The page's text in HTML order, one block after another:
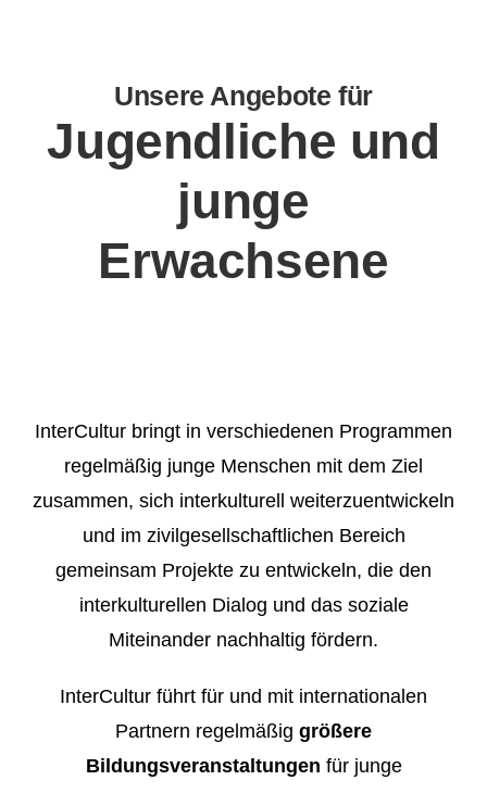
Unsere Angebote für
Jugendliche und
junge
Erwachsene
InterCultur bringt in verschiedenen Programmen
regelmäßig junge Menschen mit dem Ziel
zusammen, sich interkulturell weiterzuentwickeln
und im zivilgesellschaftlichen Bereich
gemeinsam Projekte zu entwickeln, die den
interkulturellen Dialog und das soziale
Miteinander nachhaltig fördern.
InterCultur führt für und mit internationalen
Partnern regelmäßig größere
Bildungsveranstaltungen für junge